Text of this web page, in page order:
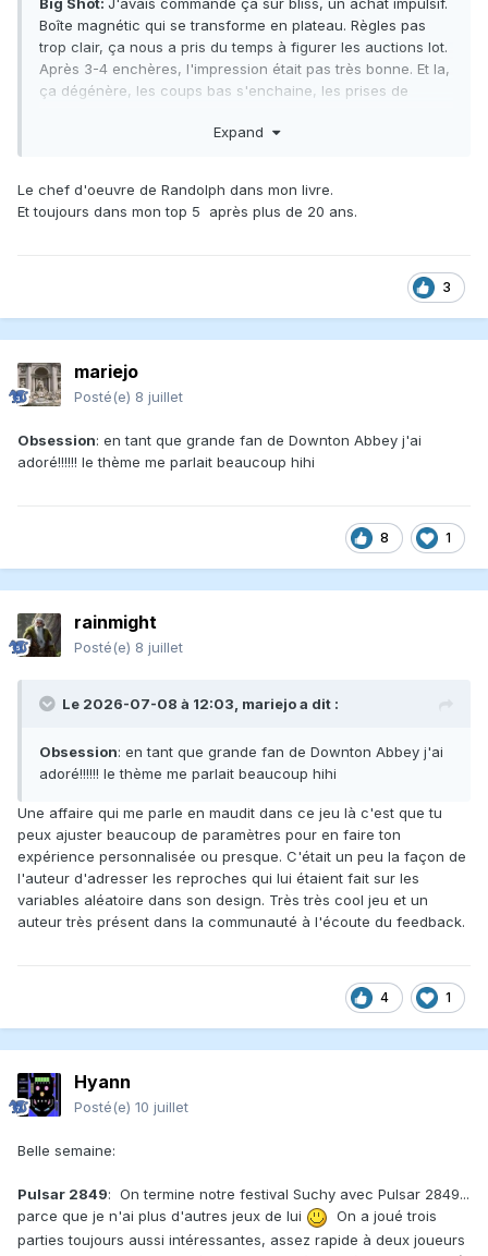
Big Shot: J'avais commandé ça sur bliss, un achat impulsif.
Boîte magnétic qui se transforme en plateau. Règles pas
trop clair, ça nous a pris du temps à figurer les auctions lot.
Après 3-4 enchères, l'impression était pas très bonne. Et la,
ça dégénère, les coups bas s'enchaine, les prises de
Expand
Le chef d'oeuvre de Randolph dans mon livre.
Et toujours dans mon top 5 après plus de 20 ans.
3
mariejo
Posté(e) 8 juillet
Obsession: en tant que grande fan de Downton Abbey j'ai
adoré!!!!!! le thème me parlait beaucoup hihi
8 1
rainmight
Posté(e) 8 juillet
Le 2026-07-08 à 12:03, mariejoa dit :
Obsession: en tant que grande fan de Downton Abbey j'ai
adoré!!!!!! le thème me parlait beaucoup hihi
Une affaire qui me parle en maudit dans ce jeu là c'est que tu
peux ajuster beaucoup de paramètres pour en faire ton
expérience personnalisée ou presque. C'était un peu la façon de
l'auteur d'adresser les reproches qui lui étaient fait sur les
variables aléatoire dans son design. Très très cool jeu et un
auteur très présent dans la communauté à l'écoute du feedback.
4 1
Hyann
Posté(e) 10 juillet
Belle semaine:
Pulsar 2849: On termine notre festival Suchy avec Pulsar 2849...
parce que je n'ai plus d'autres jeux de lui
On a joué trois
parties toujours aussi intéressantes, assez rapide à deux joueurs